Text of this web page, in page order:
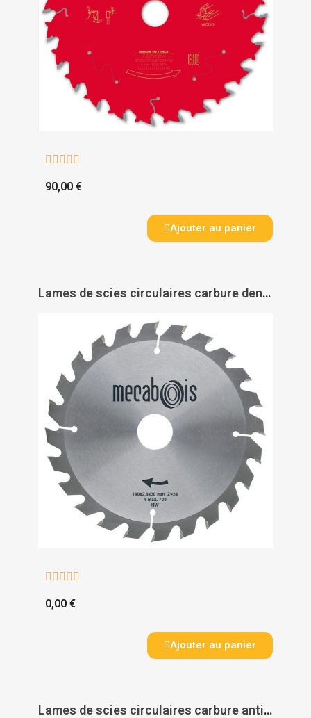
    
90,00 €
Ajouter au panier
Lames de scies circulaires carbure denture alternée pour débit - MÉCABOIS
    
0,00 €
Ajouter au panier
Lames de scies circulaires carbure anti-recul - LEMAN